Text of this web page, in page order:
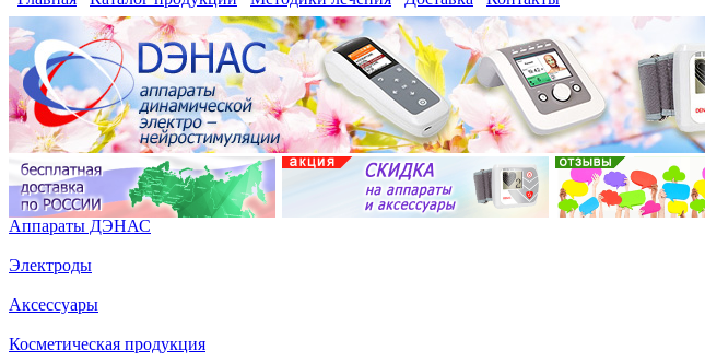
Аппараты ДЭНАС
Электроды
Аксессуары
Косметическая продукция